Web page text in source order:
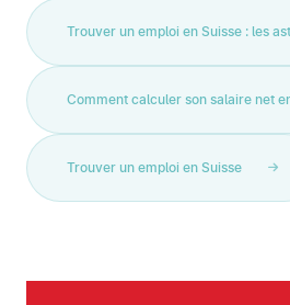
Trouver un emploi en Suisse : les
Comment calculer son salaire net
Trouver un emploi en Suisse